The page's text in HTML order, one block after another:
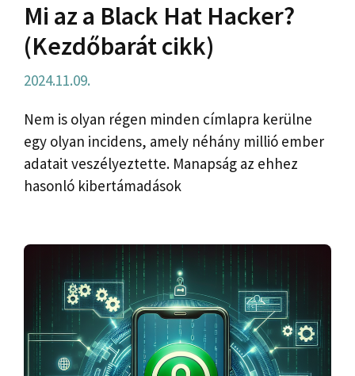
Mi az a Black Hat Hacker?
(Kezdőbarát cikk)
2024.11.09.
Nem is olyan régen minden címlapra kerülne
egy olyan incidens, amely néhány millió ember
adatait veszélyeztette. Manapság az ehhez
hasonló kibertámadások